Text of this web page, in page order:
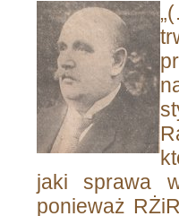
jaki sprawa
ponieważ